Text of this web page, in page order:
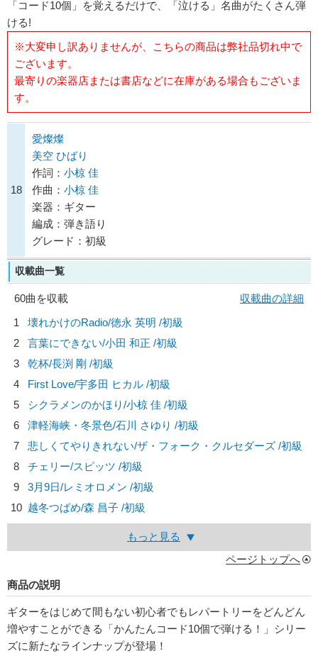
「コード10個」を覚えるだけで、「泣ける」名曲がたくさん弾
ける!
※大変申し訳ありませんが、こちらの商品は弊社品切れ中で
ございます。
最寄りの楽器店または書店などに在庫がある場合もございま
す。
18
愛燦燦
美空 ひばり
作詞： 小椋 佳
作曲： 小椋 佳
楽器：ギター
編成：弾き語り
グレード：初級
収載曲一覧
60曲を収載
収載曲の詳細
1
壊れかけのRadio/徳永 英明 /初級
2
言葉にできない/小田 和正 /初級
3
乾杯/長渕 剛 /初級
4
First Love/宇多田 ヒカル /初級
5
シクラメンのかほり/小椋 佳 /初級
6
津軽海峡・冬景色/石川 さゆり /初級
7
悲しくてやりきれない/ザ・フォーク・クルセダーズ /初級
8
チェリー/スピッツ /初級
9
3月9日/レミオロメン /初級
10 越冬つばめ/森 昌子 /初級
もっと見る
ページトップへ
商品の説明
ギターをはじめて間もない初心者でもレパートリーをどんどん
増やすことができる「かんたんコード10個で弾ける！」シリー
ズに新たなラインナップが登場！